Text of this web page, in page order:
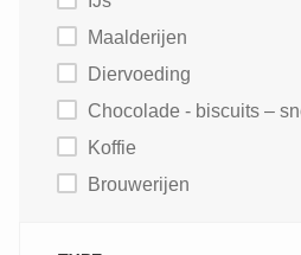
Maalderijen
Diervoeding
Chocolade - biscuits –
Koffie
Brouwerijen